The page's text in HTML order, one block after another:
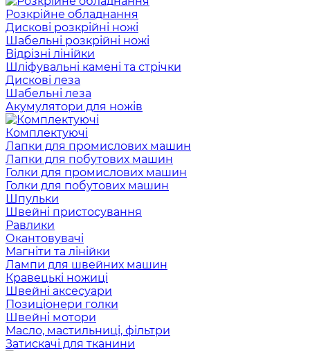
Розкрійне обладнання
Дискові розкрійні ножі
Шабельні розкрійні ножі
Відрізні лінійки
Шліфувальні камені та стрічки
Дискові леза
Шабельні леза
Акумулятори для ножів
Комплектуючі
Лапки для промислових машин
Лапки для побутових машин
Голки для промислових машин
Голки для побутових машин
Шпульки
Швейні пристосування
Равлики
Окантовувачі
Магніти та лінійки
Лампи для швейних машин
Кравецькі ножиці
Швейні аксесуари
Позиціонери голки
Швейні мотори
Масло, мастильниці, фільтри
Затискачі для тканини